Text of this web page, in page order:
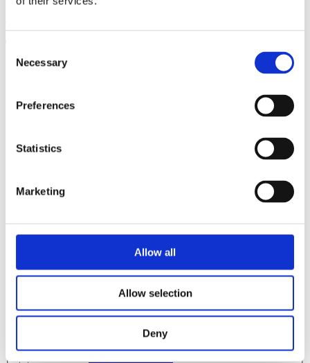
Selection
Necessary
Preferences
Statistics
Marketing
Allow all
Allow selection
Deny
210L
2500L
250L
270L
Produkte
Nivellierbalken mit Rolle und Messer
Aufnahme Besen
Schweißtor
Vortrimmer
SIEBLÖFFEL
Kabelpflug
KABELLÖFFEL
Bagger Rechen
Kreuzschnabelspecht